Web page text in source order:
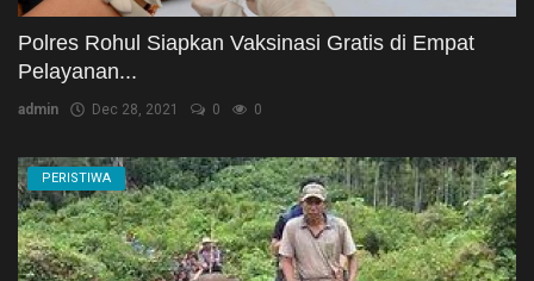
Polres Rohul Siapkan Vaksinasi Gratis di Empat
Pelayanan...
admin Dec 28, 2021 0 0
PERISTIWA